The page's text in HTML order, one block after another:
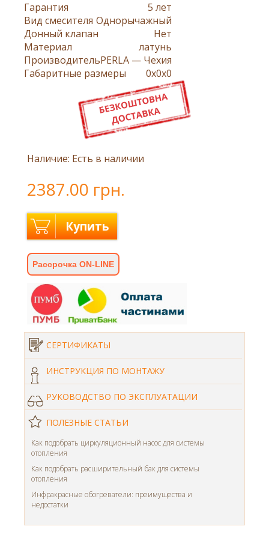
Гарантия
5 лет
Вид смесителя Однорычажный
Донный клапан
Нет
Материал
латунь
ПроизводительPERLA — Чехия
Габаритные размеры
0x0x0
Наличие: Есть в наличии
2387.00 грн.
Купить
Рассрочка ON-LINE
СЕРТИФИКАТЫ
ИНСТРУКЦИЯ ПО МОНТАЖУ
РУКОВОДСТВО ПО ЭКСПЛУАТАЦИИ
ПОЛЕЗНЫЕ СТАТЬИ
Как подобрать циркуляционный насос для системы
отопления
Как подобрать расширительный бак для системы
отопления
Инфракрасные обогреватели: преимущества и
недостатки